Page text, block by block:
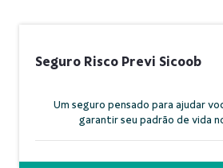
Seguro Risco Previ Sicoob
Um seguro pensado para ajudar
garantir seu padrão de vida